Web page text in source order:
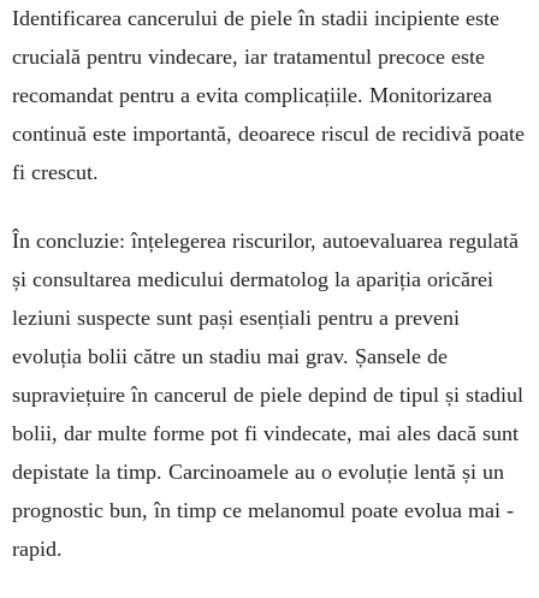
Identificarea cancerului de piele în stadii incipiente este
crucială pentru vindecare, iar tratamentul precoce este
recomandat pentru a evita complicațiile. Monitorizarea
continuă este importantă, deoarece riscul de recidivă poate
fi crescut.
În concluzie: înțelegerea riscurilor, autoevaluarea regulată
și consultarea medicului dermatolog la apariția oricărei
leziuni suspecte sunt pași esențiali pentru a preveni
evoluția bolii către un stadiu mai grav. Șansele de
supraviețuire în cancerul de piele depind de tipul și stadiul
bolii, dar multe forme pot fi vindecate, mai ales dacă sunt
depistate la timp. Carcinoamele au o evoluție lentă și un
prognostic bun, în timp ce melanomul poate evolua mai ­
rapid.